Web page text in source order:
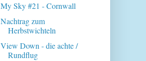
My Sky #21 - Cornwall
Nachtrag zum
Herbstwichteln
View Down - die achte /
Rundflug